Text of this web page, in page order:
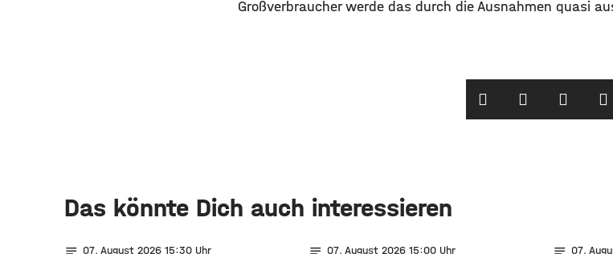
Großverbraucher werde das durch die Ausnahmen quasi
Das könnte Dich auch interessieren
notes 07. August 2026 15:30 notes 07. August 2026 15:00 notes 07.